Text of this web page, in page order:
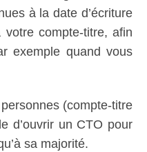
à la date d’écriture
compte-titre, afin
exemple quand vous
(compte-titre
d’ouvrir un CTO pour
sa majorité.